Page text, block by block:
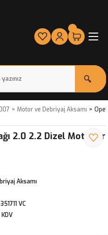
Motor ve Debriyaj Aksamı
2.0 2.2 Dizel Motorlar
Aksamı
VC